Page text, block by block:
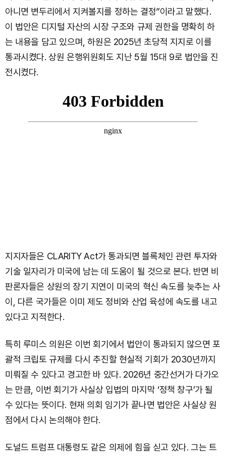
아니면 변두리에서 지켜볼지를 정하는 결정”이라고 말했다.
이 법안은 디지털 자산의 시장 구조와 규제 권한을 명확히 하
는 내용을 담고 있으며, 하원은 2025년 초당적 지지로 이를
통과시켰다. 상원 은행위원회도 지난 5월 15대 9로 법안을 진
전시켰다.
지지자들은 CLARITY Act가 통과되면 블록체인 관련 투자와
기술 일자리가 미국에 남는 데 도움이 될 것으로 본다. 반면 비
판론자들은 상원의 장기 지연이 미국의 혁신 속도를 늦추는 사
이, 다른 국가들은 이미 제도 정비와 산업 육성에 속도를 내고
있다고 지적한다.
특히 루미스 의원은 이번 회기에서 법안이 통과되지 않으면 포
괄적 크립토 규제를 다시 추진할 현실적 기회가 2030년까지
미뤄질 수 있다고 경고한 바 있다. 2026년 중간선거가 다가오
는 만큼, 이번 회기가 사실상 입법의 마지막 ‘정책 창구’가 될
수 있다는 뜻이다. 현재 의회 임기가 끝나면 법안은 사실상 원
점에서 다시 논의해야 한다.
도널드 트럼프 대통령도 같은 의제에 힘을 싣고 있다. 그는 트